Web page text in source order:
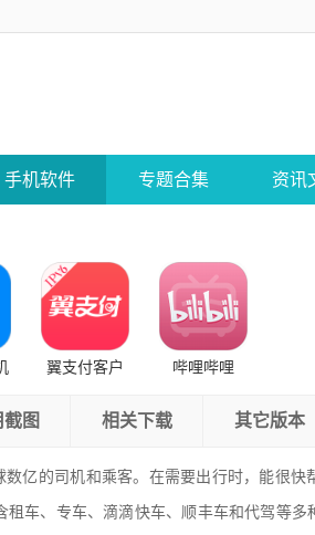
手机软件 专题合集 资讯
翼支付客户
哔哩哔哩
截图 相关下载 其它版本
数亿的司机和乘客。在需要出行时，能很
租车、专车、滴滴快车、顺丰车和代驾等